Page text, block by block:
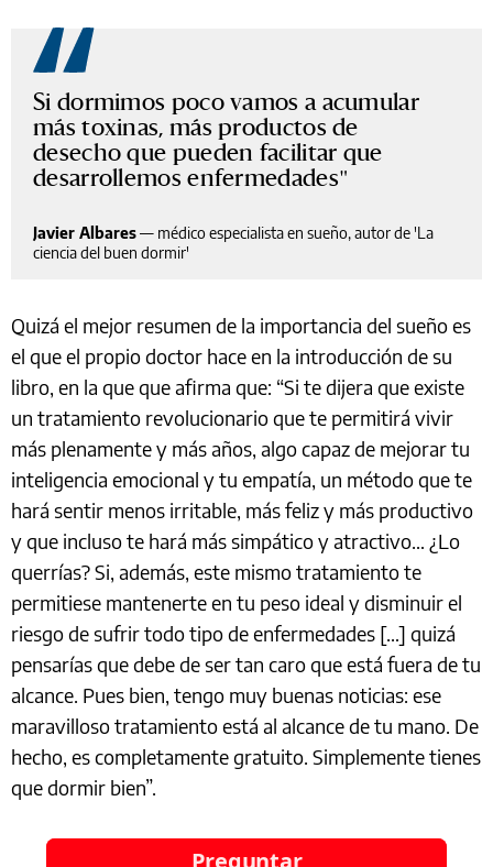
Si dormimos poco vamos a acumular
más toxinas, más productos de
desecho que pueden facilitar que
desarrollemos enfermedades
Javier Albares— médico especialista en sueño, autor de 'La
ciencia del buen dormir'
Quizá el mejor resumen de la importancia del sueño es
el que el propio doctor hace en la introducción de su
libro, en la que que afirma que: “Si te dijera que existe
un tratamiento revolucionario que te permitirá vivir
más plenamente y más años, algo capaz de mejorar tu
inteligencia emocional y tu empatía, un método que te
hará sentir menos irritable, más feliz y más productivo
y que incluso te hará más simpático y atractivo… ¿Lo
querrías? Si, además, este mismo tratamiento te
permitiese mantenerte en tu peso ideal y disminuir el
riesgo de sufrir todo tipo de enfermedades […] quizá
pensarías que debe de ser tan caro que está fuera de tu
alcance. Pues bien, tengo muy buenas noticias: ese
maravilloso tratamiento está al alcance de tu mano. De
hecho, es completamente gratuito. Simplemente tienes
que dormir bien”.